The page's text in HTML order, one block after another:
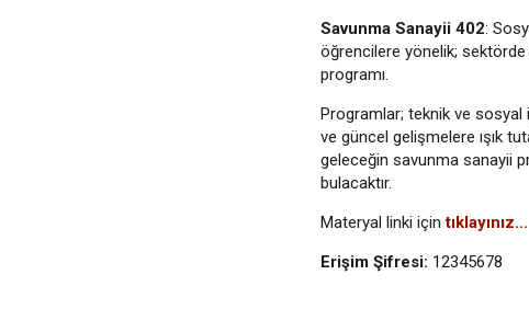
Savunma Sanayii 402:
öğrencilere yönelik; sektörde
programı.
Programlar; teknik ve sosyal
ve güncel gelişmelere ışık
geleceğin savunma sanayii
bulacaktır.
Materyal linki içintıklayınız...
Erişim Şifresi: 12345678